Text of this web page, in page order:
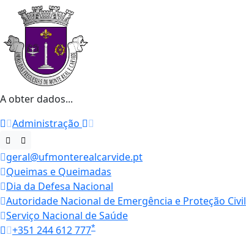
A obter dados...
Administração
geral@ufmonterealcarvide.pt
Queimas e Queimadas
Dia da Defesa Nacional
Autoridade Nacional de Emergência e Proteção Civil
Serviço Nacional de Saúde
+351 244 612 777*